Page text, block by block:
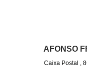
AFONSO
Caixa Postal ,